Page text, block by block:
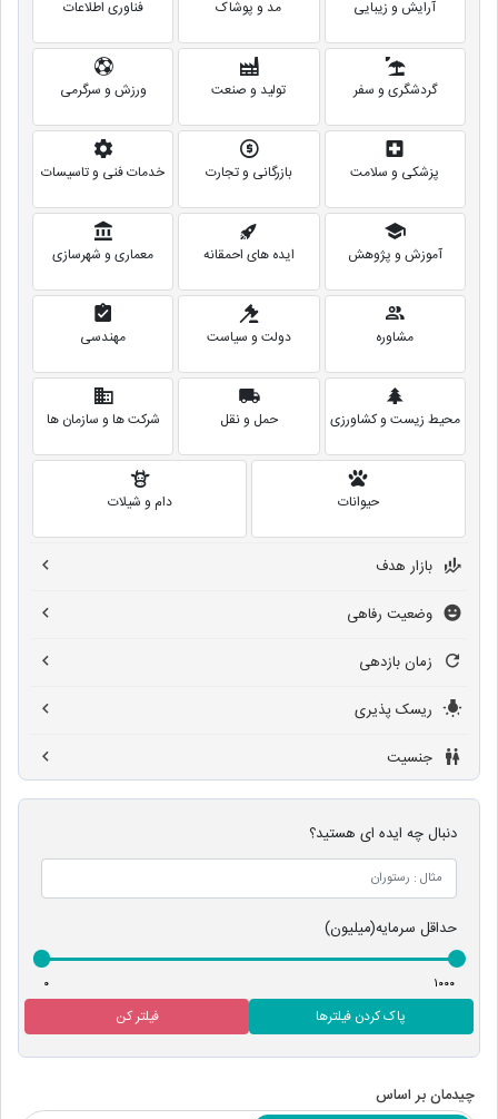
آرایش و زیبایی مد و پوشاک فناوری اطلاعات
گردشگری و سفر تولید و صنعت ورزش و سرگرمی
پزشکی و سلامت بازرگانی و تجارت خدمات فنی و تاسیسات
آموزش و پژوهش ایده های احمقانه معماری و شهرسازی
مشاوره دولت و سیاست مهندسی
محیط زیست و کشاورزی حمل و نقل شرکت ها و سازمان ها
حیوانات دام و شیلات
بازار هدف
وضعیت رفاهی
زمان بازدهی
ریسک پذیری
جنسیت
دنبال چه ایده ای هستید؟
حداقل سرمایه(میلیون)
پاک کردن فیلترها فیلتر کن
چیدمان بر اساس